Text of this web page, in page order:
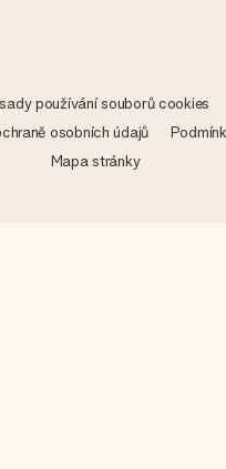
používání souborů cookies
osobních údajů
Mapa stránky